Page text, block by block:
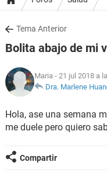
Tema Anterior
Bolita abajo de mi
Maria - 21 jul 2018 a
Dra. Marlene
Hola, ase una semana
me duele pero quiero
Compartir